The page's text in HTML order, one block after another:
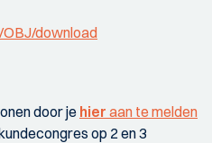
download
door je hier aan te melden
op 2 en 3